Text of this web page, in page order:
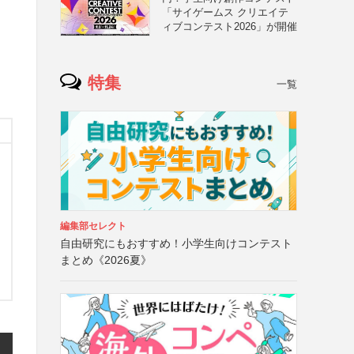
「サイゲームス クリエイテ
ィブコンテスト2026」が開催
特集 一覧
編集部セレクト
自由研究にもおすすめ！小学生向けコンテスト
まとめ《2026夏》